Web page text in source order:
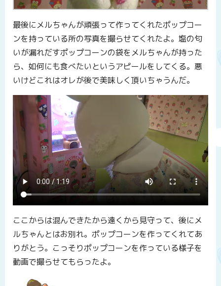
最後にメルちゃんが頑張って作ってくれたポップコー
ンを持っている所の写真を撮らせてくれたよ。塩の匂
いが漏れだすポップコーンの袋をメルちゃんが持った
ら、如何にも食べたいというアピールをしてくる。悪
いけどこれはオレが後で美味しく頂いちゃうんだ。
ここからは混んできたから遠くから見守って、後にメ
ルちゃんとはお別れ。ポップコーンを作ってくれてあ
りがとう。こっそりポップコーンを作っている様子を
動画で撮らせてもらったよ。